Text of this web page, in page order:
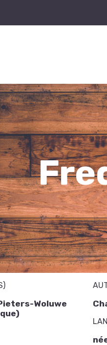
Woluwe